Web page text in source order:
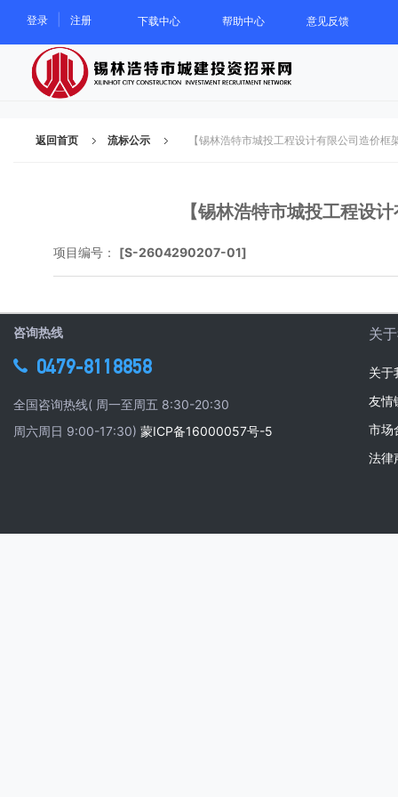
登录 注册 下载中心 帮助中心 意见反馈
返回首页 流标公示 【锡林浩特市城投工程设计有限公司造价
【锡林浩特市城投工程设
项目编号： [S-2604290207-01]
咨询热线
0479-8118858
全国咨询热线( 周一至周五 8:30-20:30
周六周日 9:00-17:30) 蒙ICP备16000057号-5
关
关于
友情
市场
法律